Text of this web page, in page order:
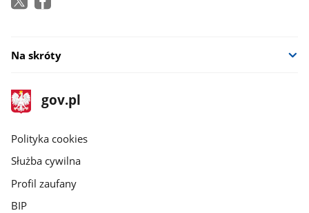
Na skróty
stopka
gov.pl
Strona
gov.pl
gov.pl
Polityka cookies
Służba cywilna
Profil zaufany
BIP